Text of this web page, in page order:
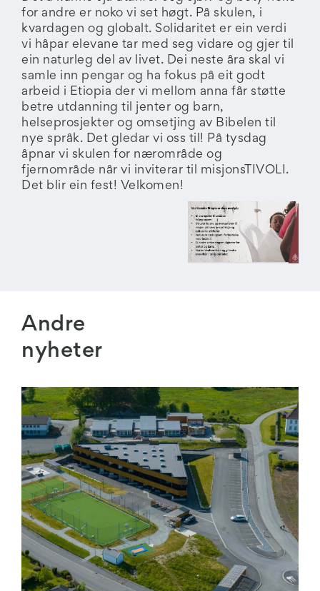
for andre er noko vi set høgt. På skulen, i
kvardagen og globalt. Solidaritet er ein verdi
vi håpar elevane tar med seg vidare og gjer til
ein naturleg del av livet. Dei neste åra skal vi
samle inn pengar og ha fokus på eit godt
arbeid i Etiopia der vi mellom anna får støtte
betre utdanning til jenter og barn,
helseprosjekter og omsetjing av Bibelen til
nye språk. Det gledar vi oss til! På tysdag
åpnar vi skulen for nærområde og
fjernområde når vi inviterar til misjonsTIVOLI.
Det blir ein fest! Velkomen!
Andre
nyheter